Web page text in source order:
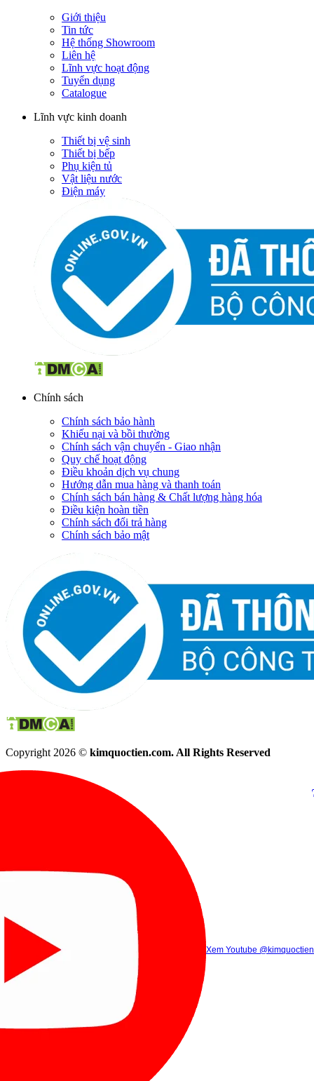
Giới thiệu
Tin tức
Hệ thống Showroom
Liên hệ
Lĩnh vực hoạt động
Tuyển dụng
Catalogue
Lĩnh vực kinh doanh
Thiết bị vệ sinh
Thiết bị bếp
Phụ kiện tủ
Vật liệu nước
Điện máy
Chính sách
Chính sách bảo hành
Khiếu nại và bồi thường
Chính sách vận chuyển - Giao nhận
Quy chế hoạt động
Điều khoản dịch vụ chung
Hướng dẫn mua hàng và thanh toán
Chính sách bán hàng & Chất lượng hàng hóa
Điều kiện hoàn tiền
Chính sách đổi trả hàng
Chính sách bảo mật
Copyright 2026 © kimquoctien.com. All Rights Reserved
Xem Tik Tok
(8h00 - 21h30)
(8h00 -
Gọi điện (8h00 - 21h30)
Xem Youtube @kimquoctien